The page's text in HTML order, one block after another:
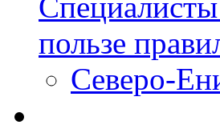
пользе
Северо-